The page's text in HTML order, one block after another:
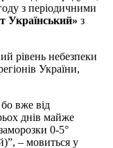
з періодичними
Український» з
рівень небезпеки
України,
вже від
днів майже
0-5°
– мовиться у